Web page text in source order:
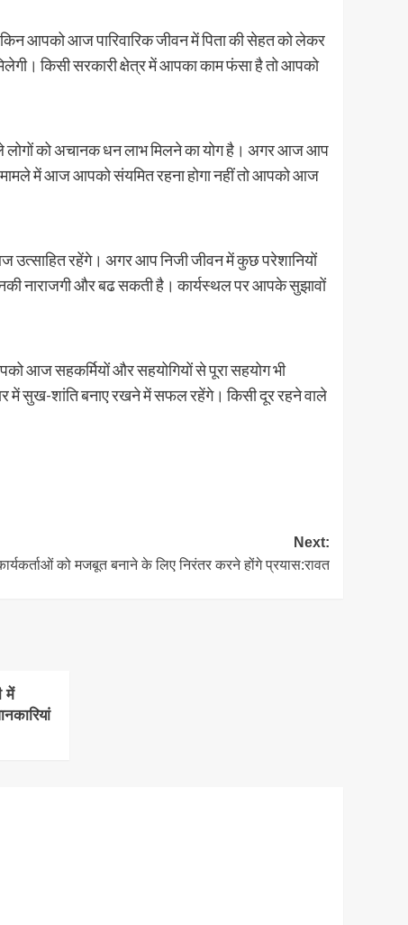
आपको आज पारिवारिक जीवन में पिता की सेहत को लेकर
किसी सरकारी क्षेत्र में आपका काम फंसा है तो आपको
लोगों को अचानक धन लाभ मिलने का योग है। अगर आज आप
मामले में आज आपको संयमित रहना होगा नहीं तो आपको आज
रहेंगे। अगर आप निजी जीवन में कुछ परेशानियों
नाराजगी और बढ सकती है। कार्यस्थल पर आपके सुझावों
आज सहकर्मियों और सहयोगियों से पूरा सहयोग भी
में सुख-शांति बनाए रखने में सफल रहेंगे। किसी दूर रहने वाले
Next:
को मजबूत बनाने के लिए निरंतर करने होंगे प्रयास:रावत
में